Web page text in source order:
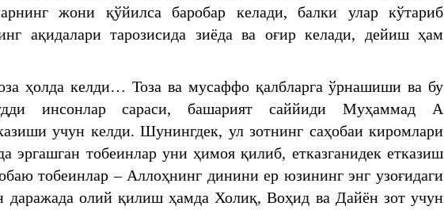
жони қўйилса баробар келади, балки улар кўтариб
ақидалари тарозисида зиёда ва оғир келади, дейиш ҳам
ҳолда келди… Тоза ва мусаффо қалбларга ўрнашиши ва бу
инсонлар сараси, башарият саййиди Муҳаммад A
учун келди. Шунингдек, ул зотнинг саҳобаи киромлари
эргашган тобеинлар уни ҳимоя қилиб, етказганидек етказиш
тобеинлар – Аллоҳнинг динини ер юзининг энг узоғидаги
даражада олий қилиш ҳамда Холиқ, Воҳид ва Дайён зот учун